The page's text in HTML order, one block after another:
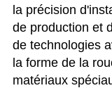
la précision
de production et
de technologies
la forme de la
matériaux